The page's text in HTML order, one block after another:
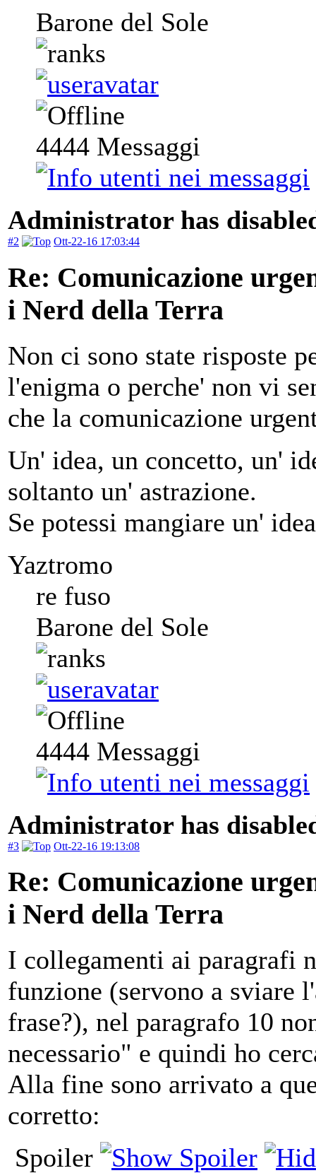
Barone del Sole
4444 Messaggi
Administrator has
#2 Ott-22-16 17:03:44
Re: Comunicazione
i Nerd della Terra
Non ci sono state risposte
l'enigma o perche' non vi
che la comunicazione
Un' idea, un concetto, un'
soltanto un' astrazione.
Se potessi mangiare un'
Yaztromo
re fuso
Barone del Sole
4444 Messaggi
Administrator has
#3 Ott-22-16 19:13:08
Re: Comunicazione
i Nerd della Terra
I collegamenti ai paragrafi
funzione (servono a sviare
frase?), nel paragrafo 10
necessario" e quindi ho
Alla fine sono arrivato a
corretto:
Spoiler